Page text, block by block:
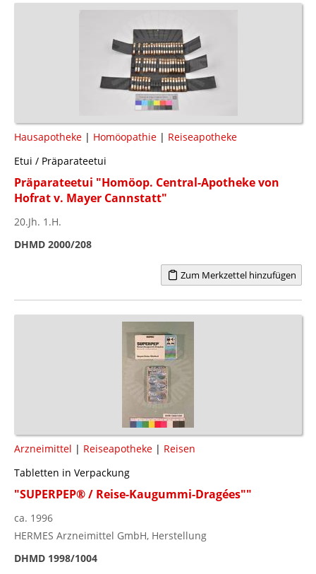
Hausapotheke | Homöopathie | Reiseapotheke
Etui / Präparateetui
Präparateetui "Homöop. Central-Apotheke von
Hofrat v. Mayer Cannstatt"
20.Jh. 1.H.
DHMD 2000/208
Zum Merkzettel hinzufügen
Arzneimittel | Reiseapotheke | Reisen
Tabletten in Verpackung
"SUPERPEP® / Reise-Kaugummi-Dragées""
ca. 1996
HERMES Arzneimittel GmbH, Herstellung
DHMD 1998/1004